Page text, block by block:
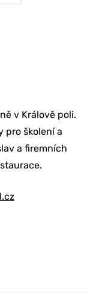
v Králově poli.
pro školení a
a firemních